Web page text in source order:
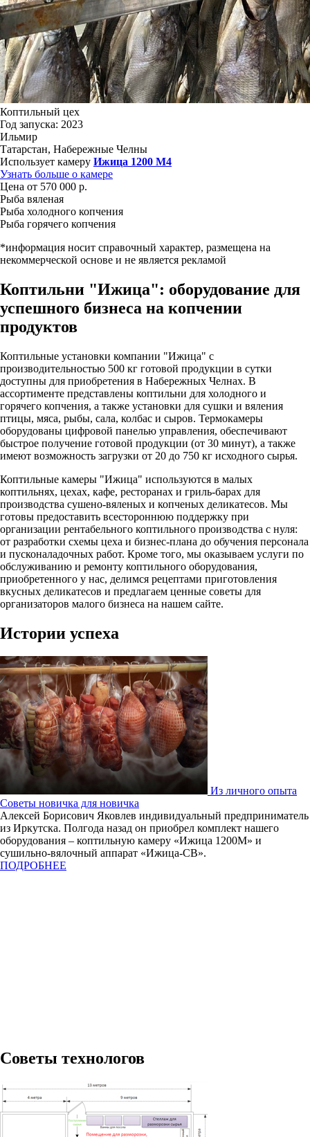
Коптильный цех
Год запуска: 2023
Ильмир
Татарстан, Набережные Челны
Использует камеру Ижица 1200 М4
Узнать больше о камере
Цена от 570 000 р.
Рыба вяленая
Рыба холодного копчения
Рыба горячего копчения
*информация носит справочный характер, размещена на
некоммерческой основе и не является рекламой
Коптильни "Ижица": оборудование для
успешного бизнеса на копчении
продуктов
Коптильные установки компании "Ижица" с
производительностью 500 кг готовой продукции в сутки
доступны для приобретения в Набережных Челнах. В
ассортименте представлены коптильни для холодного и
горячего копчения, а также установки для сушки и вяления
птицы, мяса, рыбы, сала, колбас и сыров. Термокамеры
оборудованы цифровой панелью управления, обеспечивают
быстрое получение готовой продукции (от 30 минут), а также
имеют возможность загрузки от 20 до 750 кг исходного сырья.
Коптильные камеры "Ижица" используются в малых
коптильнях, цехах, кафе, ресторанах и гриль-барах для
производства сушено-вяленых и копченых деликатесов. Мы
готовы предоставить всестороннюю поддержку при
организации рентабельного коптильного производства с нуля:
от разработки схемы цеха и бизнес-плана до обучения персонала
и пусконаладочных работ. Кроме того, мы оказываем услуги по
обслуживанию и ремонту коптильного оборудования,
приобретенного у нас, делимся рецептами приготовления
вкусных деликатесов и предлагаем ценные советы для
организаторов малого бизнеса на нашем сайте.
Истории успеха
Из личного опыта
Советы новичка для новичка
Алексей Борисович Яковлев индивидуальный предприниматель
из Иркутска. Полгода назад он приобрел комплект нашего
оборудования – коптильную камеру «Ижица 1200М» и
сушильно-вялочный аппарат «Ижица-СВ».
ПОДРОБНЕЕ
Советы технологов